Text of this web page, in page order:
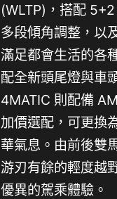
(WLTP)，搭配
多段傾角調整，以
滿足都會生活的各
配全新頭尾燈與車
4MATIC 則配備
加價選配，可更換
華氣息。由前後雙
游刃有餘的輕度越
優異的駕乘體驗。